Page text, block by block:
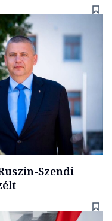
Szendi